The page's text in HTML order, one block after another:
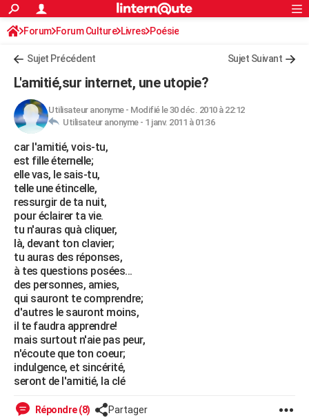
ACTUALITÉS
Politique
Société
Faits Divers
Education
Monde
Villes
+
FINANCE
Retraite
Impôts
Epargne
Immobilier
Risques naturels par ville
Banque
Assurance
Crédit
AUTO
Essais
Réserver un essai
Citadines
Berlines
SUV
Forum auto
+HIGH-TECH
Mobiles
Meilleur smartphone
Internet
Ordinateurs
Jeux vidéo
Guide high-tech
+BRICOLAGE
Forum
Aménagement intérieur
Extérieur
Cuisine
Salle de bains
Jardinage
Rangement
WEEK-END
Guides de France
Escapades
Patrimoine
Expositions
Musées
Week-end nature
+LIFESTYLE
Art de vivre
Bien-être
Loisirs
Mode
Modes de vie
SANTE
Alimentation
Guide de la santé
Maladies
Médicaments
Sommeil
VOYAGE
Destinations
City break
Voyage nature
Voyage de noces
Forum
Climat
+PHOTO
GUIDES D'ACHAT
BONS PLANS
CARTE DE VOEUX
S'inscrire
Connexion
Forum Forum Culture Livres Poésie
Sujet Précédent Sujet Suivant
L'amitié,sur internet, une utopie?
Utilisateur anonyme- Modifié le 30 déc. 2010 à 22:12
Utilisateur anonyme - 1 janv. 2011 à 01:36
car l'amitié, vois-tu,
est fille éternelle;
elle vas, le sais-tu,
telle une étincelle,
ressurgir de ta nuit,
pour éclairer ta vie.
tu n'auras quà cliquer,
là, devant ton clavier;
tu auras des réponses,
à tes questions posées...
des personnes, amies,
qui sauront te comprendre;
d'autres le sauront moins,
il te faudra apprendre!
mais surtout n'aie pas peur,
n'écoute que ton coeur;
indulgence, et sincérité,
seront de l'amitié, la clé
Répondre (8) Partager